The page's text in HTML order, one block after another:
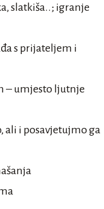
slatkiša..; igranje
s prijateljem i
– umjesto ljutnje
ali i posavjetujmo ga